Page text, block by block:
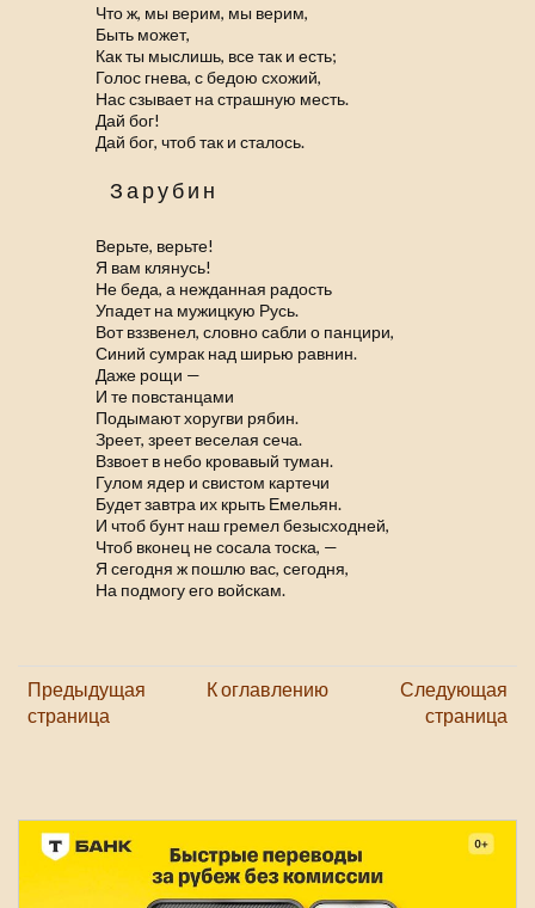
Что ж, мы верим, мы верим,
Быть может,
Как ты мыслишь, все так и есть;
Голос гнева, с бедою схожий,
Нас сзывает на страшную месть.
Дай бог!
Дай бог, чтоб так и сталось.
Зарубин
Верьте, верьте!
Я вам клянусь!
Не беда, а нежданная радость
Упадет на мужицкую Русь.
Вот вззвенел, словно сабли о панцири,
Синий сумрак над ширью равнин.
Даже рощи —
И те повстанцами
Подымают хоругви рябин.
Зреет, зреет веселая сеча.
Взвоет в небо кровавый туман.
Гулом ядер и свистом картечи
Будет завтра их крыть Емельян.
И чтоб бунт наш гремел безысходней,
Чтоб вконец не сосала тоска, —
Я сегодня ж пошлю вас, сегодня,
На подмогу его войскам.
Предыдущая
страница
К оглавлению
Следующая
страница